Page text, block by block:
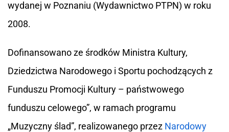
wydanej w Poznaniu (Wydawnictwo PTPN) w roku
2008.
Dofinansowano ze środków Ministra Kultury,
Dziedzictwa Narodowego i Sportu pochodzących z
Funduszu Promocji Kultury – państwowego
funduszu celowego”, w ramach programu
„Muzyczny ślad”, realizowanego przez Narodowy